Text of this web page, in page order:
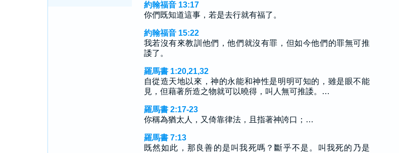
約翰福音 13:17
你們既知道這事，若是去行就有福了。
約翰福音 15:22
我若沒有來教訓他們，他們就沒有罪，但如今他們的罪無可推
諉了。
羅馬書 1:20,21,32
自從造天地以來，神的永能和神性是明明可知的，雖是眼不能
見，但藉著所造之物就可以曉得，叫人無可推諉。…
羅馬書 2:17-23
你稱為猶太人，又倚靠律法，且指著神誇口；…
羅馬書 7:13
既然如此，那良善的是叫我死嗎？斷乎不是。叫我死的乃是